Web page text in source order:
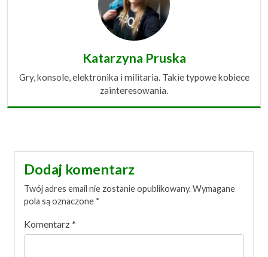
Katarzyna Pruska
Gry, konsole, elektronika i militaria. Takie typowe kobiece
zainteresowania.
Dodaj komentarz
Twój adres email nie zostanie opublikowany.Wymagane
pola są oznaczone *
Komentarz*